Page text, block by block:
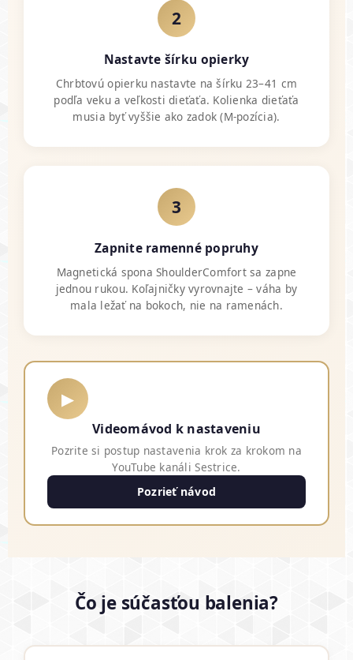
2
Nastavte šírku opierky
Chrbtovú opierku nastavte na šírku 23–41 cm
podľa veku a veľkosti dieťaťa. Kolienka dieťaťa
musia byť vyššie ako zadok (M-pozícia).
3
Zapnite ramenné popruhy
Magnetická spona ShoulderComfort sa zapne
jednou rukou. Koľajničky vyrovnajte – váha by
mala ležať na bokoch, nie na ramenách.
▶
Videomávod k nastaveniu
Pozrite si postup nastavenia krok za krokom na
YouTube kanáli Sestrice.
Pozrieť návod
Čo je súčasťou balenia?